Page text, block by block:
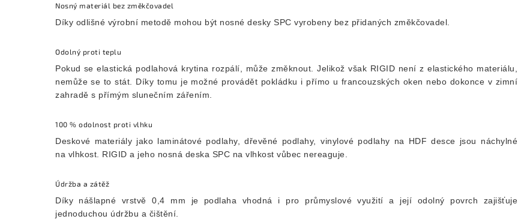
Nosný materiál bez změkčovadel
Díky odlišné výrobní metodě mohou být nosné desky SPC vyrobeny bez přidaných změkčovadel.
Odolný proti teplu
Pokud se elastická podlahová krytina rozpálí, může změknout. Jelikož však RIGID není z elastického materiálu,
nemůže se to stát. Díky tomu je možné provádět pokládku i přímo u francouzských oken nebo dokonce v zimní
zahradě s přímým slunečním zářením.
100 % odolnost proti vlhku
Deskové materiály jako laminátové podlahy, dřevěné podlahy, vinylové podlahy na HDF desce jsou náchylné
na vlhkost. RIGID a jeho nosná deska SPC na vlhkost vůbec nereaguje.
Údržba a zátěž
Díky nášlapné vrstvě 0,4 mm je podlaha vhodná i pro průmyslové využití a její odolný povrch zajišťuje
jednoduchou údržbu a čištění.